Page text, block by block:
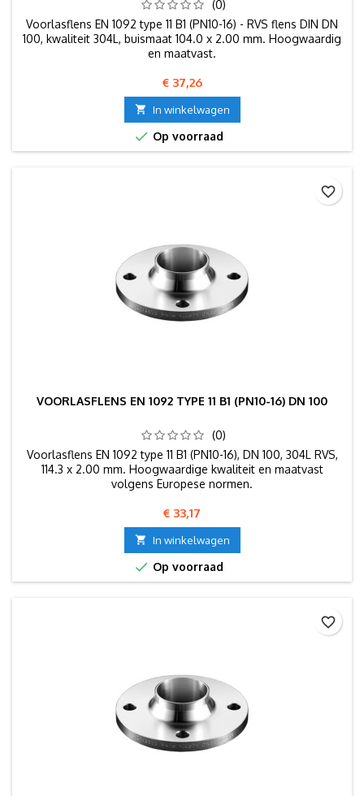
(0)
Voorlasflens EN 1092 type 11 B1 (PN10-16) - RVS flens DIN DN
100, kwaliteit 304L, buismaat 104.0 x 2.00 mm. Hoogwaardig
en maatvast.
Prijs
€ 37,26
 In winkelwagen
 Op voorraad
VOORLASFLENS EN 1092 TYPE 11 B1 (PN10-16) DN 100
(0)
Voorlasflens EN 1092 type 11 B1 (PN10-16), DN 100, 304L RVS,
114.3 x 2.00 mm. Hoogwaardige kwaliteit en maatvast
volgens Europese normen.
Prijs
€ 33,17
 In winkelwagen
 Op voorraad
favorite_border
favorite_border